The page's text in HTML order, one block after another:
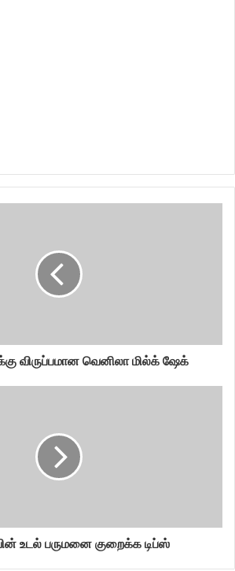
விருப்பமான வெனிலா மில்க் ஷேக்
உடல் பருமனை குறைக்க டிப்ஸ்